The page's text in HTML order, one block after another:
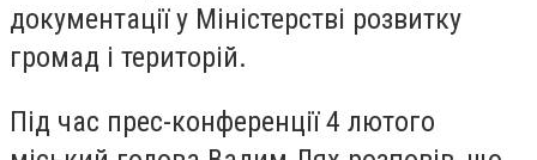
документації у Міністерстві розвитку
громад і територій.
Під час прес-конференції 4 лютого